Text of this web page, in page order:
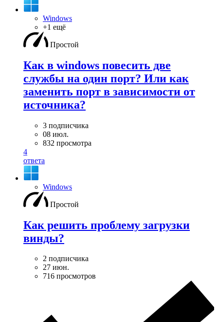
Windows
+1 ещё
Простой
Как в windows повесить две
службы на один порт? Или как
заменить порт в зависимости от
источника?
3 подписчика
08 июл.
832 просмотра
4
ответа
Windows
Простой
Как решить проблему загрузки
винды?
2 подписчика
27 июн.
716 просмотров